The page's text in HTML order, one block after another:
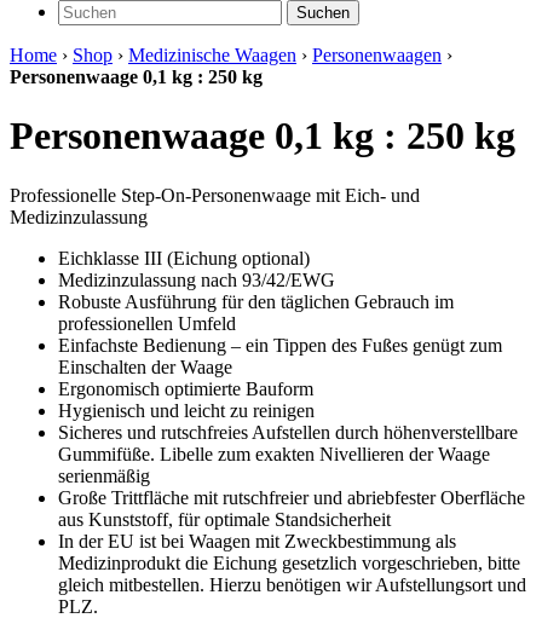
Suchen
Home › Shop › Medizinische Waagen › Personenwaagen ›
Personenwaage 0,1 kg : 250 kg
Personenwaage 0,1 kg : 250 kg
Professionelle Step-On-Personenwaage mit Eich- und
Medizinzulassung
Eichklasse III (Eichung optional)
Medizinzulassung nach 93/42/EWG
Robuste Ausführung für den täglichen Gebrauch im
professionellen Umfeld
Einfachste Bedienung – ein Tippen des Fußes genügt zum
Einschalten der Waage
Ergonomisch optimierte Bauform
Hygienisch und leicht zu reinigen
Sicheres und rutschfreies Aufstellen durch höhenverstellbare
Gummifüße. Libelle zum exakten Nivellieren der Waage
serienmäßig
Große Trittfläche mit rutschfreier und abriebfester Oberfläche
aus Kunststoff, für optimale Standsicherheit
In der EU ist bei Waagen mit Zweckbestimmung als
Medizinprodukt die Eichung gesetzlich vorgeschrieben, bitte
gleich mitbestellen. Hierzu benötigen wir Aufstellungsort und
PLZ.